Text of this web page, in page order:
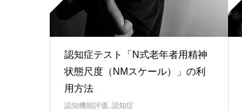
認知症テスト「N式老年者用精神
状態尺度（NMスケール）」の利
用方法
認知機能評価, 認知症